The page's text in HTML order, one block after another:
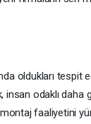
oldukları
odaklı
faaliyetini